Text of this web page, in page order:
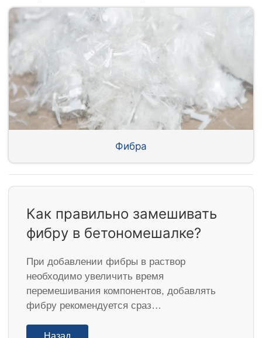
Фибра
Как правильно замешивать
фибру в бетономешалке?
При добавлении фибры в раствор
необходимо увеличить время
перемешивания компонентов, добавлять
фибру рекомендуется сраз…
Назад